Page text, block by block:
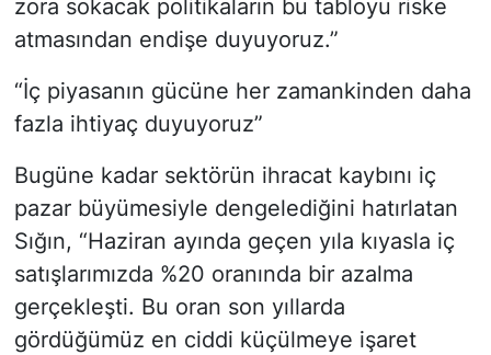
zora sokacak politikaların bu tabloyu riske
atmasından endişe duyuyoruz.”
“İç piyasanın gücüne her zamankinden daha
fazla ihtiyaç duyuyoruz”
Bugüne kadar sektörün ihracat kaybını iç
pazar büyümesiyle dengelediğini hatırlatan
Sığın, “Haziran ayında geçen yıla kıyasla iç
satışlarımızda %20 oranında bir azalma
gerçekleşti. Bu oran son yıllarda
gördüğümüz en ciddi küçülmeye işaret